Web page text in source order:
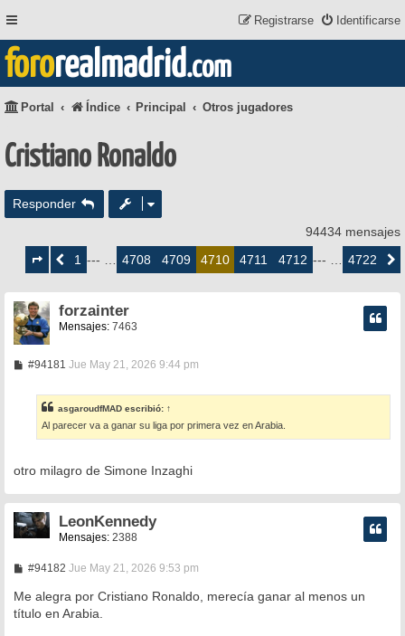
Identificarse
Registrarse
fororealmadrid.com
Portal Índice Principal Otros jugadores
Cristiano Ronaldo
Responder
94434 mensajes
deAnterior1 --- … 4708 4709 4710 4711 4712 --- … 4722
forzainter
Mensajes: 7463
#94181 M
a
j
e
Jue May 21, 2026 9:44 pm
asgaroudfMAD escribió: ↑
Al parecer va a ganar su liga por primera vez en Arabia.
otro milagro de Simone Inzaghi
LeonKennedy
Mensajes: 2388
#94182M
n
a
Jue May 21, 2026 9:53 pm
Me alegra por Cristiano Ronaldo, merecía ganar al menos un
título en Arabia.